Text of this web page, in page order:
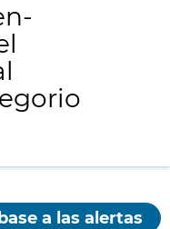
a las alertas